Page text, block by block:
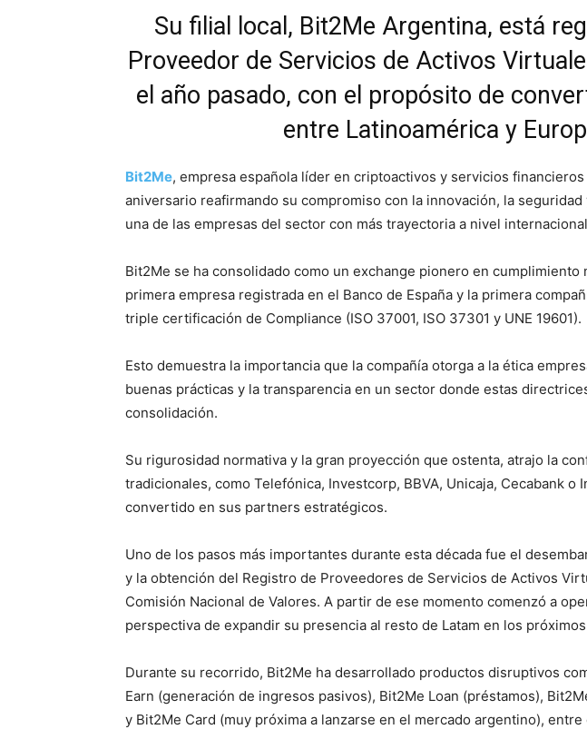
Su filial local, Bit2Me Argentina, está
Proveedor de Servicios de Activos
el año pasado, con el propósito de
entre Latinoamérica y
Bit2Me, empresa española líder en criptoactivos y servicios
aniversario reafirmando su compromiso con la innovación, la
una de las empresas del sector con más trayectoria a nivel
Bit2Me se ha consolidado como un exchange pionero en cumplimiento
primera empresa registrada en el Banco de España y la primera
triple certificación de Compliance (ISO 37001, ISO 37301 y UNE 19601).
Esto demuestra la importancia que la compañía otorga a la ética
buenas prácticas y la transparencia en un sector donde estas
consolidación.
Su rigurosidad normativa y la gran proyección que ostenta, atrajo la
tradicionales, como Telefónica, Investcorp, BBVA, Unicaja, Cecabank o
convertido en sus partners estratégicos.
Uno de los pasos más importantes durante esta década fue el
y la obtención del Registro de Proveedores de Servicios de Activos
Comisión Nacional de Valores. A partir de ese momento comenzó a
perspectiva de expandir su presencia al resto de Latam en los
Durante su recorrido, Bit2Me ha desarrollado productos disruptivos
Earn (generación de ingresos pasivos), Bit2Me Loan (préstamos),
y Bit2Me Card (muy próxima a lanzarse en el mercado argentino), entre